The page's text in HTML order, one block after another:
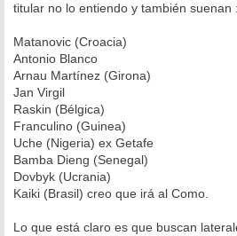
titular no lo entiendo y también suenan :
Matanovic (Croacia)
Antonio Blanco
Arnau Martínez (Girona)
Jan Virgil
Raskin (Bélgica)
Franculino (Guinea)
Uche (Nigeria) ex Getafe
Bamba Dieng (Senegal)
Dovbyk (Ucrania)
Kaiki (Brasil) creo que irá al Como.
Lo que está claro es que buscan